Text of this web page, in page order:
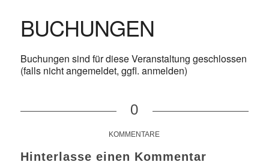
BUCHUNGEN
Buchungen sind für diese Veranstaltung geschlossen
(falls nicht angemeldet, ggfl. anmelden)
0
KOMMENTARE
Hinterlasse einen Kommentar